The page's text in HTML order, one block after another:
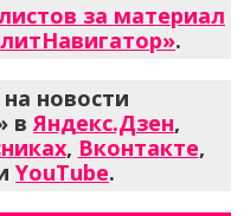
за материал
.
новости
вЯндекс.Дзен,
, Вконтакте,
YouTube.